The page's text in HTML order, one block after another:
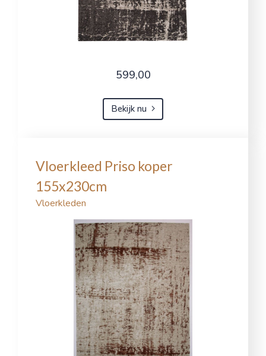
599,00
Bekijk nu
Vloerkleed Priso koper
155x230cm
Vloerkleden